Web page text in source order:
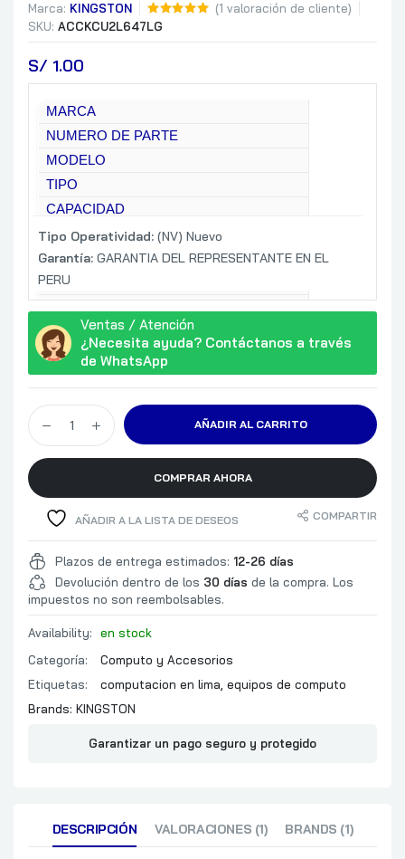
Marca: KINGSTON (1 valoración de cliente)
SKU: ACCKCU2L647LG
S/ 1.00
MARCA
NUMERO DE PARTE
MODELO
TIPO
CAPACIDAD
INTERFAZ
COLOR
PLATAFORMA DE TRABAJO
DIMENSIONES
ALTO
COMENTARIO
Tipo Operatividad: (NV) Nuevo
Garantía: GARANTIA DEL REPRESENTANTE EN EL
PERU
Ventas / Atención
¿Necesita ayuda? Contáctanos a través
de WhatsApp
AÑADIR AL CARRITO
COMPRAR AHORA
AÑADIR A LA LISTA DE DESEOS COMPARTIR
Plazos de entrega estimados: 12-26 días
Devolución dentro de los 30 días de la compra. Los
impuestos no son reembolsables.
Availability:
en stock
Categoría:
Computo y Accesorios
Etiquetas:
computacion en lima equipos de computo
Brands: KINGSTON
Garantizar un pago seguro y protegido
DESCRIPCIÓN VALORACIONES (1) BRANDS (1)